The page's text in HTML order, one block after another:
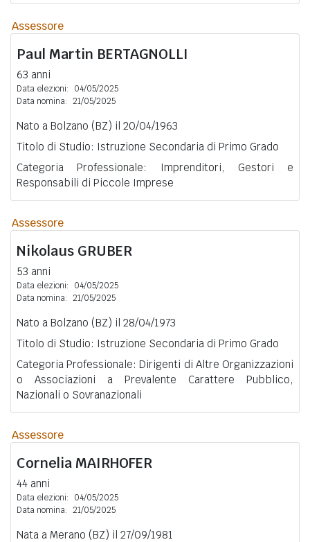
Assessore
Paul Martin BERTAGNOLLI
63 anni
Data elezioni:
04/05/2025
Data nomina: 21/05/2025
Nato a Bolzano (BZ) il 20/04/1963
Titolo di Studio: Istruzione Secondaria di Primo Grado
Categoria Professionale: Imprenditori, Gestori e
Responsabili di Piccole Imprese
Assessore
Nikolaus GRUBER
53 anni
Data elezioni:
04/05/2025
Data nomina: 21/05/2025
Nato a Bolzano (BZ) il 28/04/1973
Titolo di Studio: Istruzione Secondaria di Primo Grado
Categoria Professionale: Dirigenti di Altre Organizzazioni
o Associazioni a Prevalente Carattere Pubblico,
Nazionali o Sovranazionali
Assessore
Cornelia MAIRHOFER
44 anni
Data elezioni:
04/05/2025
Data nomina: 21/05/2025
Nata a Merano (BZ) il 27/09/1981